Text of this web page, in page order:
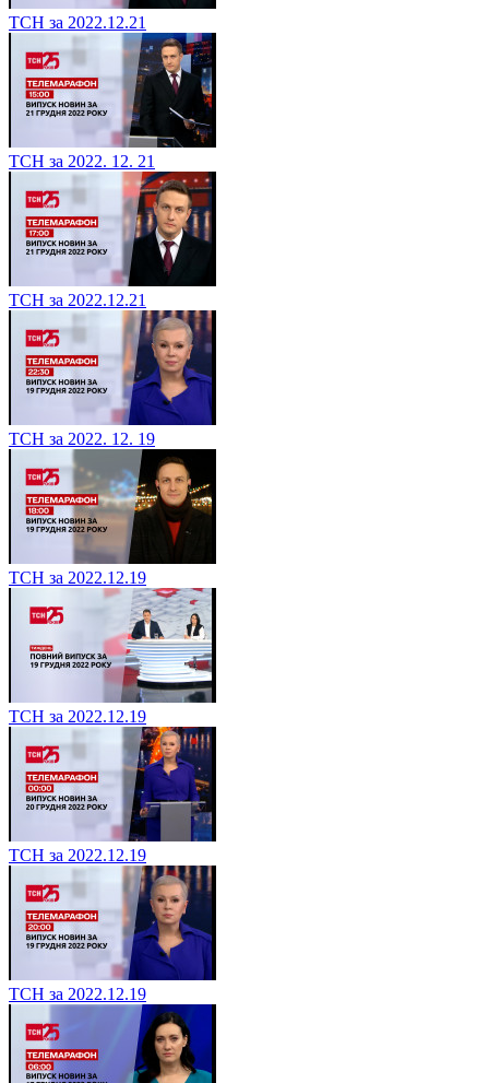
ТСН за 2022.12.21
ТСН за 2022. 12. 21
ТСН за 2022.12.21
ТСН за 2022. 12. 19
ТСН за 2022.12.19
ТСН за 2022.12.19
ТСН за 2022.12.19
ТСН за 2022.12.19